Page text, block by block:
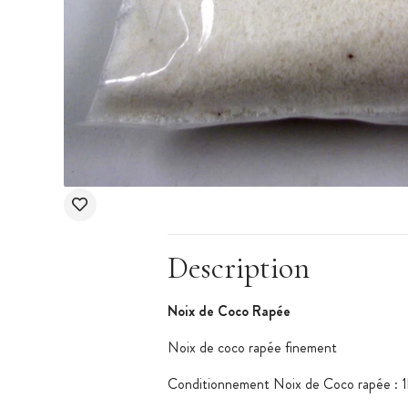
Description
Noix de Coco Rapée
Noix de coco rapée finement
Conditionnement Noix de Coco rapée :